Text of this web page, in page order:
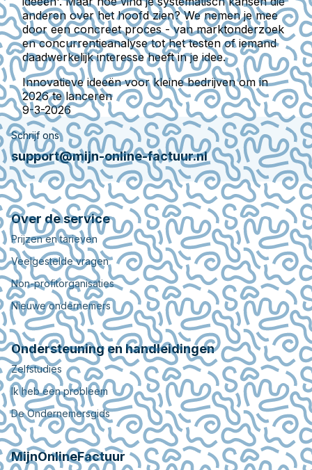
anderen over het hoofd zien? We nemen je mee
door een concreet proces - van marktonderzoek
en concurrentieanalyse tot het testen of iemand
daadwerkelijk interesse heeft in je idee.
Innovatieve ideeën voor kleine bedrijven om in
2026 te lanceren
9-3-2026
Schrijf ons
support@mijn-online-factuur.nl
Over de service
Prijzen en tarieven
Veelgestelde vragen
Non-profitorganisaties
Nieuwe ondernemers
Ondersteuning en handleidingen
Zelfstudies
Ik heb een probleem
De Ondernemersgids
MijnOnlineFactuur